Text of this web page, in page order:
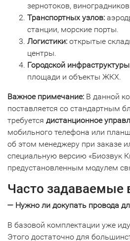
зернотоков,
Транспортных узлов:
станции, морские порты.
Логистики: открытые
центры.
Городской
площади и объекты ЖКХ.
Важное примечание: В данной
поставляется со стандартным
требуется дистанционное
мобильного телефона или
об этом менеджеру при заказе
специальную версию «Биозвук
предустановленным модулем
Часто задаваемые
— Нужно ли докупать провода
В базовой комплектации уже
Этого достаточно для